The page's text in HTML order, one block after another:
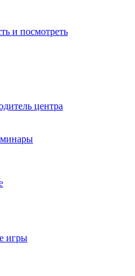
и посмотреть
центра
игры